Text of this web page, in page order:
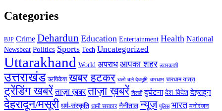
Categories
BJP Crime Dehardun Education Entertainment Health National
Newsbeat Politics Sports Tech Uncategorized
Uttarakhand World अपराध आपका शहर उत्तरकाशी
उत्तराखंड ऋषिकेश खबर हटकर चलो चले देवभूमि चारधाम चारधाम यात्रा
ट्रेंडिंग खबरें ताज़ा ख़बर ताज़ा ख़बरें दिल्ली दुर्घटना देश-विदेश देहरादून
देहरादून/मसूरी धर्म-संस्कृति धामी सरकार नैनीताल न्यूज़ पुलिस भारत मनोरंजन